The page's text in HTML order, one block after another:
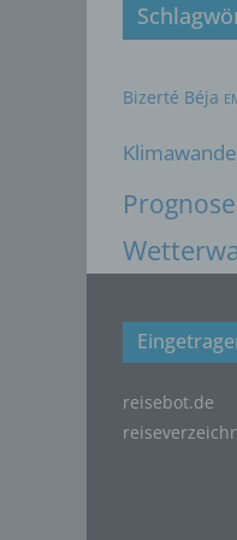
Bizerté Béja
Prognose
reisebot.de